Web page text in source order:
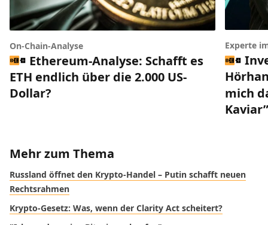
On-Chain-Analyse
Ethereum-Analyse: Schafft es
ETH endlich über die 2.000 US-
Dollar?
Experte
mich
Kaviar”
Mehr zum Thema
Russland öffnet den Krypto-Handel – Putin schafft neuen
Rechtsrahmen
Krypto-Gesetz: Was, wenn der Clarity Act scheitert?